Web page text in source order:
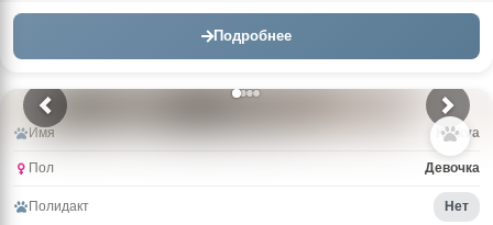
Подробнее
Имя Klukva
Пол Девочка
Полидакт Нет